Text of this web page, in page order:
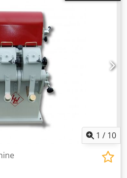
1 / 10